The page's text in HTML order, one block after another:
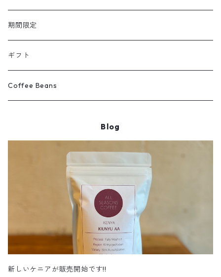
期間限定
ギフト
Coffee Beans
Blog
新しいケニアが販売開始です!!